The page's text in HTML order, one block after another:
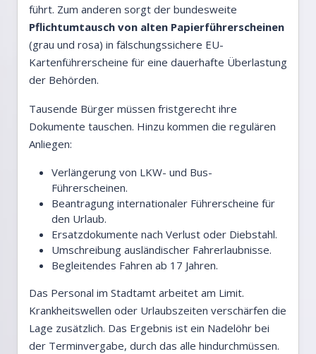
führt. Zum anderen sorgt der bundesweite
Pflichtumtausch von alten Papierführerscheinen
(grau und rosa) in fälschungssichere EU-
Kartenführerscheine für eine dauerhafte Überlastung
der Behörden.
Tausende Bürger müssen fristgerecht ihre
Dokumente tauschen. Hinzu kommen die regulären
Anliegen:
Verlängerung von LKW- und Bus-
Führerscheinen.
Beantragung internationaler Führerscheine für
den Urlaub.
Ersatzdokumente nach Verlust oder Diebstahl.
Umschreibung ausländischer Fahrerlaubnisse.
Begleitendes Fahren ab 17 Jahren.
Das Personal im Stadtamt arbeitet am Limit.
Krankheitswellen oder Urlaubszeiten verschärfen die
Lage zusätzlich. Das Ergebnis ist ein Nadelöhr bei
der Terminvergabe, durch das alle hindurchmüssen.